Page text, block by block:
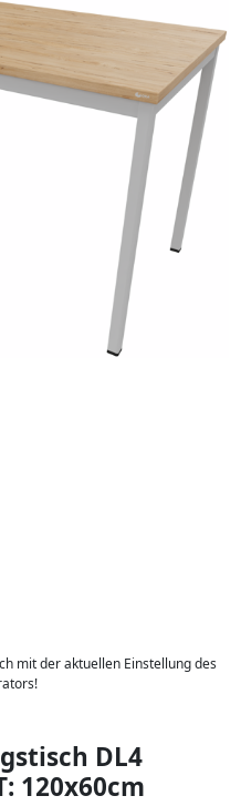
mit der aktuellen Einstellung des
DL4
120x60cm